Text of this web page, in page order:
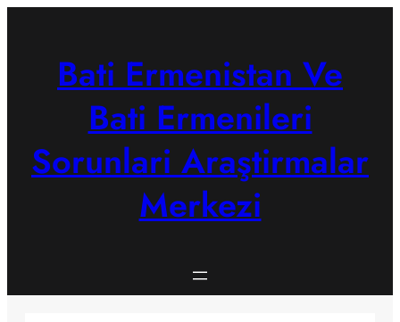
Bati Ermenistan Ve
Bati Ermenileri
Sorunlari Araştirmalar
Merkezi